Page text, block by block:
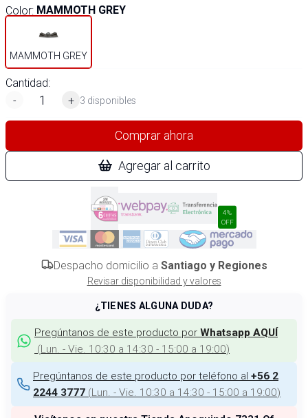
Color: MAMMOTH GREY
MAMMOTH GREY
Cantidad:
-
+ 3 disponibles
Comprar ahora
Agregar al carrito
4%
OFF
Despacho domicilio a Santiago y Regiones
Revisar disponibilidad y valores
¿TIENES ALGUNA DUDA?
Pregúntanos de este producto por Whatsapp AQUÍ
(Lun. - Vie. 10:30 a 14:30 - 15:00 a 19:00)
Pregúntanos de este producto por teléfono al +56 2
2244 3777 (Lun. - Vie. 10:30 a 14:30 - 15:00 a 19:00)